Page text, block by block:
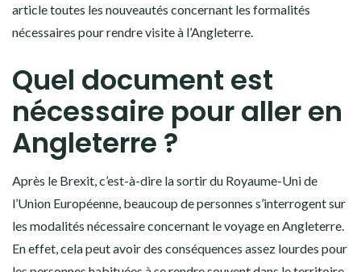
article toutes les nouveautés concernant les formalités
nécessaires pour rendre visite à l’Angleterre.
Quel document est
nécessaire pour aller en
Angleterre ?
Après le Brexit, c’est-à-dire la sortir du Royaume-Uni de
l’Union Européenne, beaucoup de personnes s’interrogent sur
les modalités nécessaire concernant le voyage en Angleterre.
En effet, cela peut avoir des conséquences assez lourdes pour